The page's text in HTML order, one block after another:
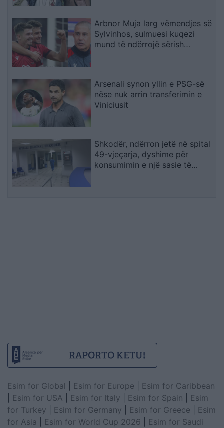
Arbnor Muja larg vëmendjes së
Sylvinhos, sulmuesi kuqezi
mund të ndërrojë sërish
Arsenali synon yllin e PSG-së
nëse nuk arrin transferimin e
Viniciusit
Shkodër, ndërron jetë në spital
49-vjeçarja, dyshime për
konsumimin e një sasie të
Esim for Global Esim for Europe
Esim for Caribbean
Esim for USA Esim for Italy Esim for Spain
Esim
for Turkey
Esim for Germany Esim for Greece
Esim
for Asia
Esim for World Cup 2026
Esim for Saudi